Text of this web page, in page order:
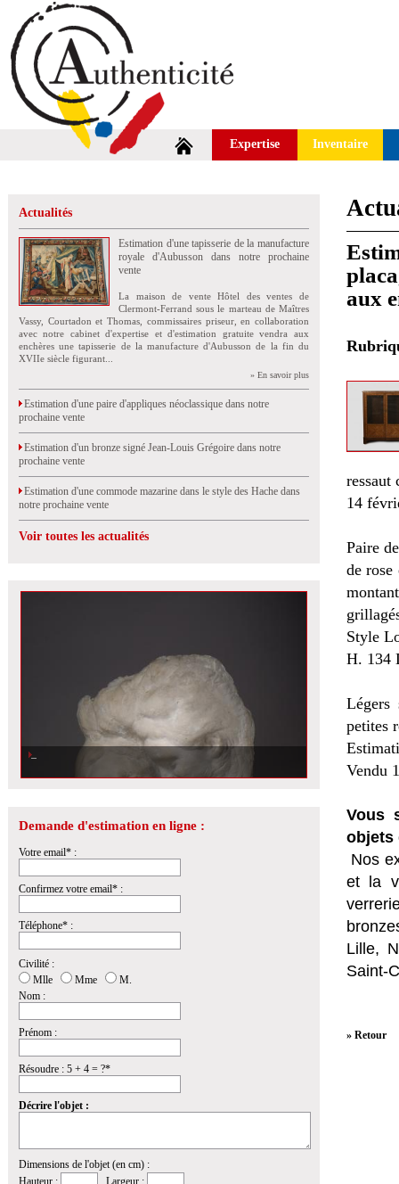
Expertise Inventaire
Actualités
Estimation d'une tapisserie de la manufacture
royale d'Aubusson dans notre prochaine
vente
La maison de vente Hôtel des ventes de
Clermont-Ferrand sous le marteau de Maîtres
Vassy, Courtadon et Thomas, commissaires priseur, en collaboration
avec notre cabinet d'expertise et d'estimation gratuite vendra aux
enchères une tapisserie de la manufacture d'Aubusson de la fin du
XVIIe siècle figurant...
» En savoir plus
Estimation d'une paire d'appliques néoclassique dans notre
prochaine vente
Estimation d'un bronze signé Jean-Louis Grégoire dans notre
prochaine vente
Estimation d'une commode mazarine dans le style des Hache dans
notre prochaine vente
Voir toutes les actualités
Demande d'estimation en ligne :
Votre email* :
Confirmez votre email* :
Téléphone* :
Civilité :
Mlle
Mme
M.
Nom :
Prénom :
Résoudre : 5 + 4 = ?*
Décrire l'objet :
Dimensions de l'objet (en cm) :
Hauteur :
Largeur :
aux
ressaut
14
Paire
de
Style
H. 134
Légers
petites
Vendu
Vous
objets
Nos
et la
Lille,
Saint-
» Retour